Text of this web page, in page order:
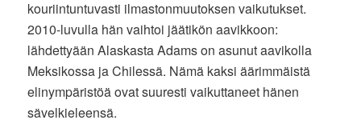
kouriintuntuvasti ilmastonmuutoksen vaikutukset.
2010-luvulla hän vaihtoi jäätikön aavikkoon:
lähdettyään Alaskasta Adams on asunut aavikolla
Meksikossa ja Chilessä. Nämä kaksi äärimmäistä
elinympäristöä ovat suuresti vaikuttaneet hänen
sävelkieleensä.